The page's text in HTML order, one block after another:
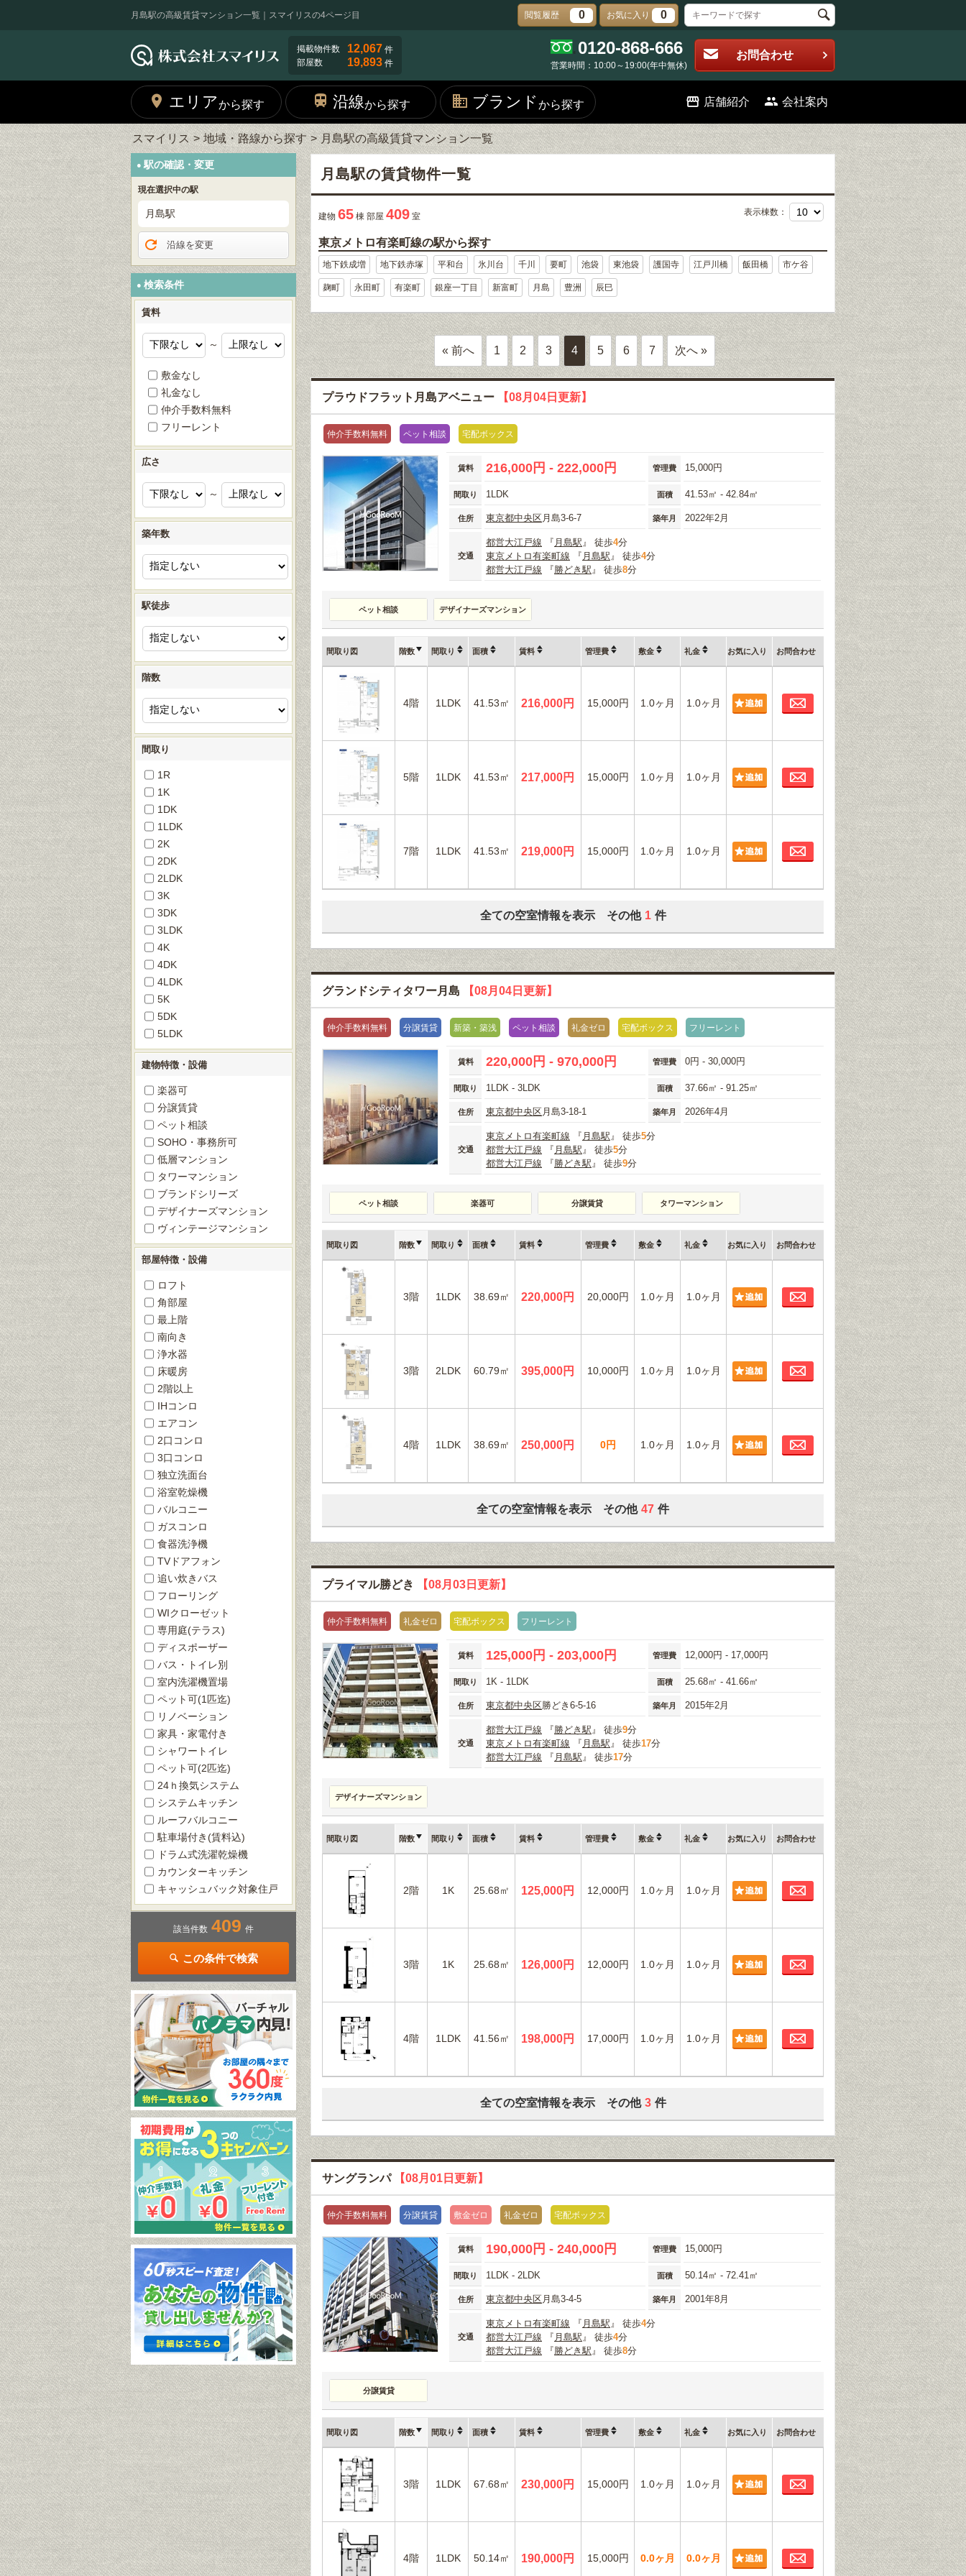
月島駅の高級賃貸マンション一覧｜スマイリスの4ページ目 閲覧履歴 0 お気に入り 0
掲載物件数 12,067 件
部屋数
19,893 件
0120-868-666
営業時間：10:00～19:00(年中無休)
お問合わせ
エリアから探す 沿線から探す ブランド から探す 店舗紹介 会社案内
スマイリス 地域・路線から探す 月島駅の高級賃貸マンション一覧
月島駅の賃貸物件一覧
建物 65 棟 部屋 409 室
東京メトロ有楽町線の駅から探す
地下鉄成増 地下鉄赤塚 平和台 氷川台 千川 要町 池袋 東池袋 護国寺 江戸川橋 飯田橋 市ケ谷
麹町 永田町 有楽町 銀座一丁目 新富町 月島 豊洲 辰巳
表示棟数：
« 前へ 1 2 3 4 5 6 7 次へ »
プラウドフラット月島アベニュー 【08月04日更新】
仲介手数料無料 ペット相談 宅配ボックス
賃料 216,000円 - 222,000円 管理費 15,000円
間取り 1LDK 面積 41.53㎡ - 42.84㎡
住所 東京都中央区 月島3-6-7 築年月 2022年2月
交通
都営大江戸線 『 月島駅 』 徒歩4分
東京メトロ有楽町線 『 月島駅 』 徒歩4分
都営大江戸線 『 勝どき駅 』 徒歩8分
ペット相談 デザイナーズマンション
間取り図 階数 間取り 面積 賃料 管理費 敷金 礼金 お気に入り お問合わせ
4階 1LDK 41.53㎡ 216,000円 15,000円 1.0ヶ月 1.0ヶ月 お問合わせ
5階 1LDK 41.53㎡ 217,000円 15,000円 1.0ヶ月 1.0ヶ月 お問合わせ
7階 1LDK 41.53㎡ 219,000円 15,000円 1.0ヶ月 1.0ヶ月 お問合わせ
全ての空室情報を表示 その他 1 件
グランドシティタワー月島 【08月04日更新】
仲介手数料無料 分譲賃貸 新築・築浅 ペット相談 礼金ゼロ 宅配ボックス フリーレント
賃料 220,000円 - 970,000円 管理費 0円 - 30,000円
間取り 1LDK - 3LDK 面積 37.66㎡ - 91.25㎡
住所 東京都中央区 月島3-18-1 築年月 2026年4月
交通
東京メトロ有楽町線 『 月島駅 』 徒歩5分
都営大江戸線 『 月島駅 』 徒歩5分
都営大江戸線 『 勝どき駅 』 徒歩9分
ペット相談 楽器可 分譲賃貸 タワーマンション
間取り図 階数 間取り 面積 賃料 管理費 敷金 礼金 お気に入り お問合わせ
3階 1LDK 38.69㎡ 220,000円 20,000円 1.0ヶ月 1.0ヶ月 お問合わせ
3階 2LDK 60.79㎡ 395,000円 10,000円 1.0ヶ月 1.0ヶ月 お問合わせ
4階 1LDK 38.69㎡ 250,000円 0円 1.0ヶ月 1.0ヶ月 お問合わせ
全ての空室情報を表示 その他 47 件
プライマル勝どき 【08月03日更新】
仲介手数料無料 礼金ゼロ 宅配ボックス フリーレント
賃料 125,000円 - 203,000円 管理費 12,000円 - 17,000円
間取り 1K - 1LDK 面積 25.68㎡ - 41.66㎡
住所 東京都中央区勝どき6-5-16 築年月 2015年2月
交通
都営大江戸線 『 勝どき駅 』 徒歩9分
東京メトロ有楽町線 『 月島駅 』 徒歩17分
都営大江戸線 『 月島駅 』 徒歩17分
デザイナーズマンション
間取り図 階数 間取り 面積 賃料 管理費 敷金 礼金 お気に入り お問合わせ
2階 1K 25.68㎡ 125,000円 12,000円 1.0ヶ月 1.0ヶ月 お問合わせ
3階 1K 25.68㎡ 126,000円 12,000円 1.0ヶ月 1.0ヶ月 お問合わせ
4階 1LDK 41.56㎡ 198,000円 17,000円 1.0ヶ月 1.0ヶ月 お問合わせ
全ての空室情報を表示 その他 3 件
サングランパ 【08月01日更新】
仲介手数料無料 分譲賃貸 敷金ゼロ 礼金ゼロ 宅配ボックス
賃料 190,000円 - 240,000円 管理費 15,000円
間取り 1LDK - 2LDK 面積 50.14㎡ - 72.41㎡
住所 東京都中央区 月島3-4-5 築年月 2001年8月
交通
東京メトロ有楽町線 『 月島駅 』 徒歩4分
都営大江戸線 『 月島駅 』 徒歩4分
都営大江戸線 『 勝どき駅 』 徒歩8分
分譲賃貸
間取り図 階数 間取り 面積 賃料 管理費 敷金 礼金 お気に入り お問合わせ
3階 1LDK 67.68㎡ 230,000円 15,000円 1.0ヶ月 1.0ヶ月 お問合わせ
4階 1LDK 50.14㎡ 190,000円 15,000円 0.0ヶ月 0.0ヶ月 お問合わせ
駅の確認・変更
現在選択中の駅
月島駅
沿線を変更
検索条件
賃料
～
敷金なし
礼金なし
仲介手数料無料
フリーレント
広さ
～
築年数
駅徒歩
階数
間取り
1R
1K
1DK
1LDK
2K
2DK
2LDK
3K
3DK
3LDK
4K
4DK
4LDK
5K
5DK
5LDK
建物特徴・設備
楽器可
分譲賃貸
ペット相談
SOHO・事務所可
低層マンション
タワーマンション
ブランドシリーズ
デザイナーズマンション
ヴィンテージマンション
部屋特徴・設備
ロフト
角部屋
最上階
南向き
浄水器
床暖房
2階以上
IHコンロ
エアコン
2口コンロ
3口コンロ
独立洗面台
浴室乾燥機
バルコニー
ガスコンロ
食器洗浄機
TVドアフォン
追い炊きバス
フローリング
WIクローゼット
専用庭(テラス)
ディスポーザー
バス・トイレ別
室内洗濯機置場
ペット可(1匹迄)
リノベーション
家具・家電付き
シャワートイレ
ペット可(2匹迄)
24ｈ換気システム
システムキッチン
ルーフバルコニー
駐車場付き(賃料込)
ドラム式洗濯乾燥機
カウンターキッチン
キャッシュバック対象住戸
該当件数 409 件
この条件で検索